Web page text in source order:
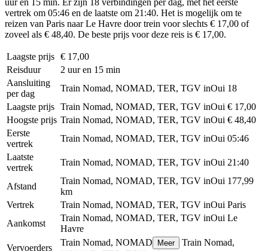
vertrek om 05:46 en de laatste om 21:40. Het is mogelijk om te
reizen van Paris naar Le Havre door trein voor slechts € 17,00 of
zoveel als € 48,40. De beste prijs voor deze reis is € 17,00.
Laagste prijs € 17,00
Reisduur
2 uur en 15 min
Aansluiting
per dag
Train Nomad, NOMAD, TER, TGV inOui 18
Laagste prijs Train Nomad, NOMAD, TER, TGV inOui € 17,00
Hoogste prijs Train Nomad, NOMAD, TER, TGV inOui € 48,40
Eerste
vertrek
Train Nomad, NOMAD, TER, TGV inOui 05:46
Laatste
vertrek
Train Nomad, NOMAD, TER, TGV inOui 21:40
Afstand
Train Nomad, NOMAD, TER, TGV inOui 177,99
km
Vertrek
Train Nomad, NOMAD, TER, TGV inOui Paris
Aankomst
Train Nomad, NOMAD, TER, TGV inOui Le
Havre
Vervoerders
Train Nomad, NOMAD Meer
Train Nomad,